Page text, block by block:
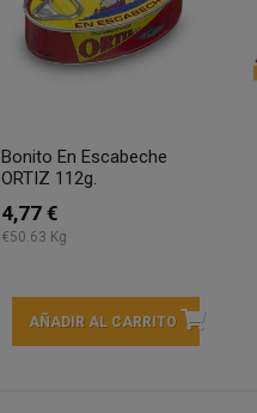
Bonito En Escabeche
ORTIZ 112g.
4,77 €
€50.63 Kg
AÑADIR AL CARRITO